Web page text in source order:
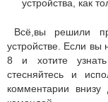
устройства, как
Всё,вы решили
устройстве. Если вы
8 и хотите
стесняйтесь и
комментарии